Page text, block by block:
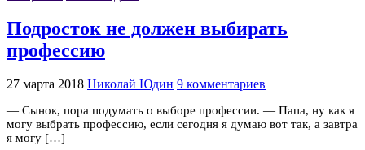
Подросток не должен выбирать
профессию
27 марта 2018 Николай Юдин 9 комментариев
— Сынок, пора подумать о выборе профессии. — Папа, ну как я
могу выбрать профессию, если сегодня я думаю вот так, а завтра
я могу […]